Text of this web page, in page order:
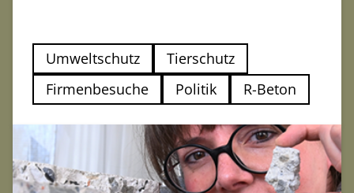
• Befüllung von Gabionen
• Oberboden und Bodenmaterialien
Die Einhaltung der Anforderungen aus den gesetzlichen
Vorschriften (z.B. BBodSchV, Düngemittelverordnung), den
Technischen Regelwerken, DIN-Normen und den
Regelwerken der FLL werden durch die Qualitätssicherung
(Qualitätssiegel) zuverlässig gewährleistet.
Quelle:Baustoff-Recycling-Bayern
Umweltschutz
Tierschutz
Firmenbesuche
Politik R-Beton